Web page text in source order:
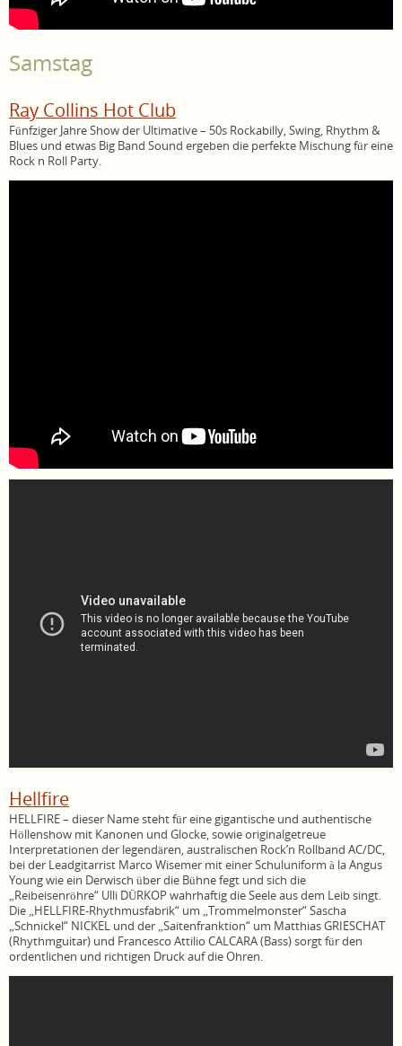
Samstag
Ray Collins Hot Club
Fünfziger Jahre Show der Ultimative – 50s Rockabilly, Swing, Rhythm &
Blues und etwas Big Band Sound ergeben die perfekte Mischung für eine
Rock n Roll Party.
Hellfire
HELLFIRE – dieser Name steht für eine gigantische und authentische
Höllenshow mit Kanonen und Glocke, sowie originalgetreue
Interpretationen der legendären, australischen Rock’n Rollband AC/DC,
bei der Leadgitarrist Marco Wisemer mit einer Schuluniform à la Angus
Young wie ein Derwisch über die Bühne fegt und sich die
„Reibeisenröhre“ Ulli DÜRKOP wahrhaftig die Seele aus dem Leib singt.
Die „HELLFIRE-Rhythmusfabrik“ um „Trommelmonster“ Sascha
„Schnickel“ NICKEL und der „Saitenfranktion“ um Matthias GRIESCHAT
(Rhythmguitar) und Francesco Attilio CALCARA (Bass) sorgt für den
ordentlichen und richtigen Druck auf die Ohren.